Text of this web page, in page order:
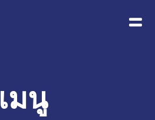
เมนู